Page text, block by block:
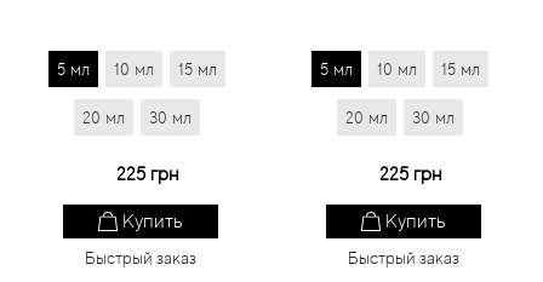
5 мл 10 мл 15 мл
20 мл 30 мл
225 грн
Купить
Быстрый заказ
5 мл 10 мл 15 мл
20 мл 30 мл
225 грн
Купить
Быстрый заказ